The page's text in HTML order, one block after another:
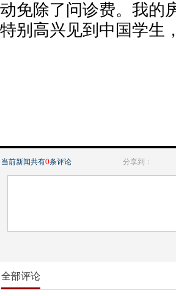
动免除了问诊费。我的
特别高兴见到中国学生
当前新闻共有0条评论 分享到：
全部评论